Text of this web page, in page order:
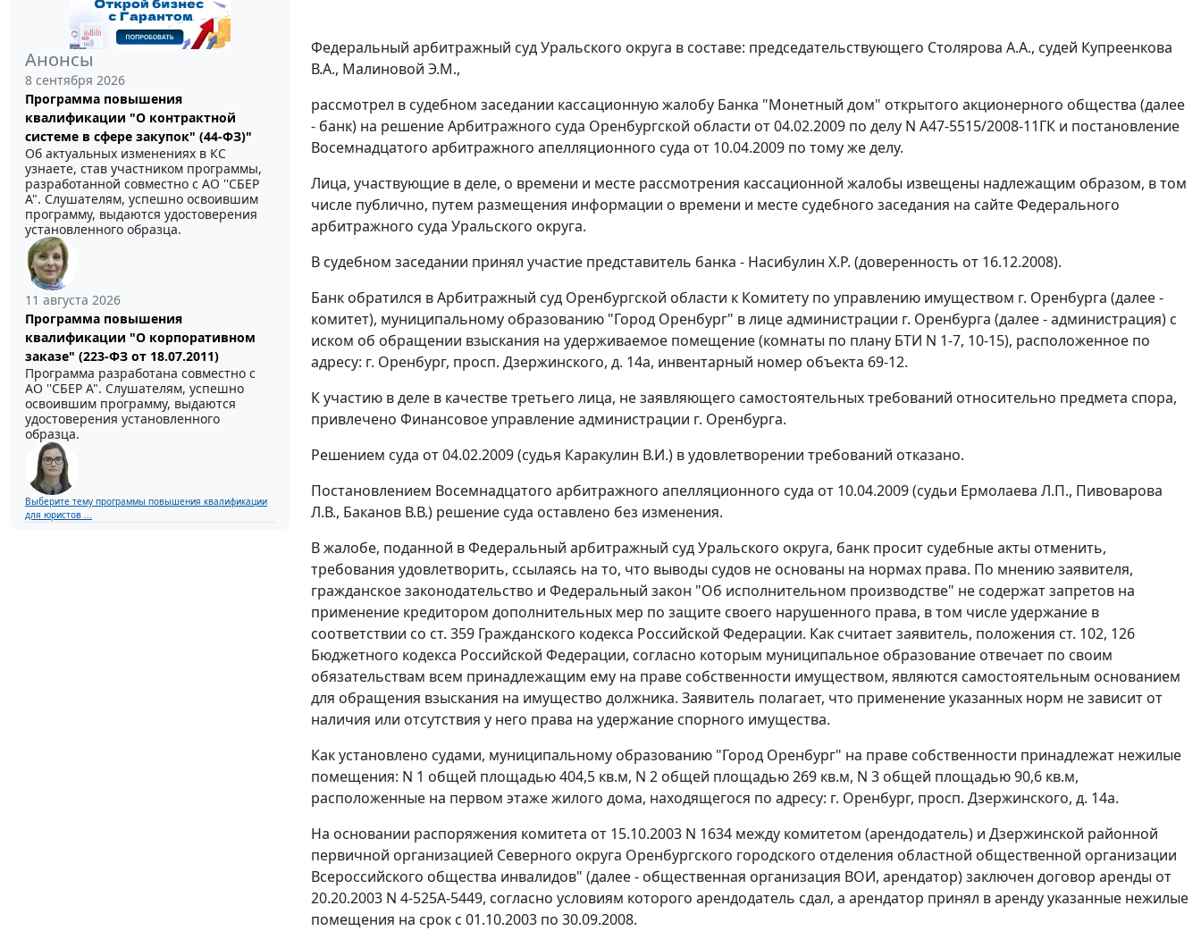
Анонсы
8 сентября 2026
Программа повышения
квалификации "О контрактной
системе в сфере закупок" (44-ФЗ)"
Об актуальных изменениях в КС
узнаете, став участником программы,
разработанной совместно с АО ''СБЕР
А". Слушателям, успешно освоившим
программу, выдаются удостоверения
установленного образца.
11 августа 2026
Программа повышения
квалификации "О корпоративном
заказе" (223-ФЗ от 18.07.2011)
Программа разработана совместно с
АО ''СБЕР А". Слушателям, успешно
освоившим программу, выдаются
удостоверения установленного
образца.
Выберите тему программы повышения квалификации
для юристов ...
Федеральный арбитражный суд Уральского округа в составе: председательствующего Столярова А.А., судей Купреенкова
В.А., Малиновой Э.М.,
рассмотрел в судебном заседании кассационную жалобу Банка "Монетный дом" открытого акционерного общества (далее
- банк) на решение Арбитражного суда Оренбургской области от 04.02.2009 по делу N А47-5515/2008-11ГК и постановление
Восемнадцатого арбитражного апелляционного суда от 10.04.2009 по тому же делу.
Лица, участвующие в деле, о времени и месте рассмотрения кассационной жалобы извещены надлежащим образом, в том
числе публично, путем размещения информации о времени и месте судебного заседания на сайте Федерального
арбитражного суда Уральского округа.
В судебном заседании принял участие представитель банка - Насибулин Х.Р. (доверенность от 16.12.2008).
Банк обратился в Арбитражный суд Оренбургской области к Комитету по управлению имуществом г. Оренбурга (далее -
комитет), муниципальному образованию "Город Оренбург" в лице администрации г. Оренбурга (далее - администрация) с
иском об обращении взыскания на удерживаемое помещение (комнаты по плану БТИ N 1-7, 10-15), расположенное по
адресу: г. Оренбург, просп. Дзержинского, д. 14а, инвентарный номер объекта 69-12.
К участию в деле в качестве третьего лица, не заявляющего самостоятельных требований относительно предмета спора,
привлечено Финансовое управление администрации г. Оренбурга.
Решением суда от 04.02.2009 (судья Каракулин В.И.) в удовлетворении требований отказано.
Постановлением Восемнадцатого арбитражного апелляционного суда от 10.04.2009 (судьи Ермолаева Л.П., Пивоварова
Л.В., Баканов В.В.) решение суда оставлено без изменения.
В жалобе, поданной в Федеральный арбитражный суд Уральского округа, банк просит судебные акты отменить,
требования удовлетворить, ссылаясь на то, что выводы судов не основаны на нормах права. По мнению заявителя,
гражданское законодательство и Федеральный закон "Об исполнительном производстве" не содержат запретов на
применение кредитором дополнительных мер по защите своего нарушенного права, в том числе удержание в
соответствии со ст. 359 Гражданского кодекса Российской Федерации. Как считает заявитель, положения ст. 102, 126
Бюджетного кодекса Российской Федерации, согласно которым муниципальное образование отвечает по своим
обязательствам всем принадлежащим ему на праве собственности имуществом, являются самостоятельным основанием
для обращения взыскания на имущество должника. Заявитель полагает, что применение указанных норм не зависит от
наличия или отсутствия у него права на удержание спорного имущества.
Как установлено судами, муниципальному образованию "Город Оренбург" на праве собственности принадлежат нежилые
помещения: N 1 общей площадью 404,5 кв.м, N 2 общей площадью 269 кв.м, N 3 общей площадью 90,6 кв.м,
расположенные на первом этаже жилого дома, находящегося по адресу: г. Оренбург, просп. Дзержинского, д. 14а.
На основании распоряжения комитета от 15.10.2003 N 1634 между комитетом (арендодатель) и Дзержинской районной
первичной организацией Северного округа Оренбургского городского отделения областной общественной организации
Всероссийского общества инвалидов" (далее - общественная организация ВОИ, арендатор) заключен договор аренды от
20.20.2003 N 4-525А-5449, согласно условиям которого арендодатель сдал, а арендатор принял в аренду указанные нежилые
помещения на срок с 01.10.2003 по 30.09.2008.